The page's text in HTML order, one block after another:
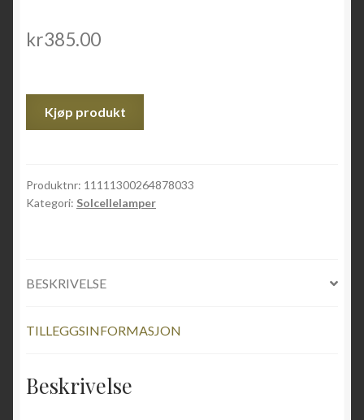
kr385.00
Kjøp produkt
Produktnr: 11111300264878033
Kategori: Solcellelamper
BESKRIVELSE
TILLEGGSINFORMASJON
Beskrivelse